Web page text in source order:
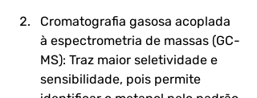
Cromatografia gasosa acoplada
à espectrometria de massas (GC-
MS): Traz maior seletividade e
sensibilidade, pois permite